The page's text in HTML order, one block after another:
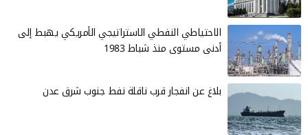
الاحتياطي النفطي الاستراتيجي الأمريكي يهبط إلى
أدنى مستوى منذ شباط 1983
بلاغ عن انفجار قرب ناقلة نفط جنوب شرق عدن